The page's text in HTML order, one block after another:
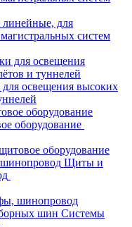
для
систем
освещения высоких
оборудование
оборудование
Щиты и
шинопровод
Системы